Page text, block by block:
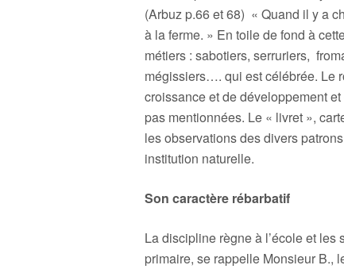
(Arbuz p.66 et 68) « Quand il y a
à la ferme. » En toile de fond à
métiers : sabotiers, serruriers,
mégissiers…. qui est célébrée. Le
croissance et de développement
pas mentionnées. Le « livret »,
les observations des divers
institution naturelle.
Son caractère rébarbatif
La discipline règne à l’école et les
primaire, se rappelle Monsieur B.,